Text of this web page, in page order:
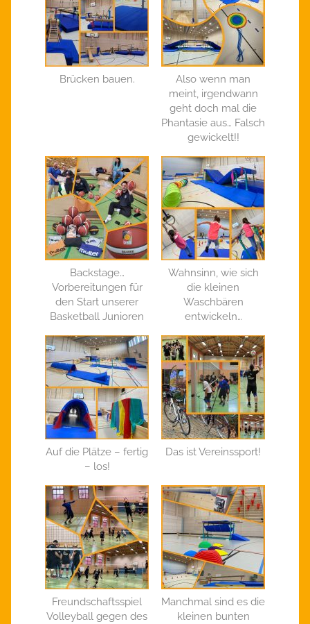
Brücken bauen.
Also wenn man
meint, irgendwann
geht doch mal die
Phantasie aus… Falsch
gewickelt!!
Backstage…
Vorbereitungen für
den Start unserer
Basketball Junioren
Wahnsinn, wie sich
die kleinen
Waschbären
entwickeln…
Auf die Plätze – fertig
– los!
Das ist Vereinssport!
Freundschaftsspiel
Volleyball gegen des
Manchmal sind es die
kleinen bunten